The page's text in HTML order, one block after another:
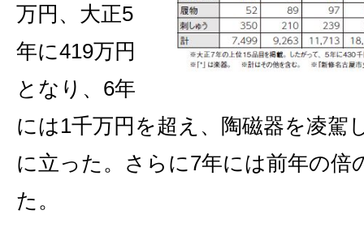
万円、大正5
年に419万円
となり、6年
には1千万円を超え、陶磁器を凌駕
に立った。さらに7年には前年の倍
た。